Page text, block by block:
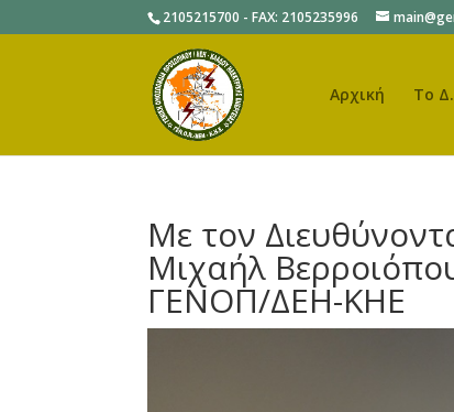
2105215700 - FAX: 2105235996
Αρχική Το
Με τον
Μιχαήλ
ΓΕΝΟΠ/ΔΕΗ-ΚΗΕ